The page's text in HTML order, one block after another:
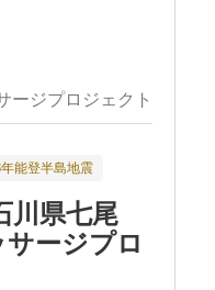
ージプロジェクト
能登半島地震
川県七尾
ージプロ